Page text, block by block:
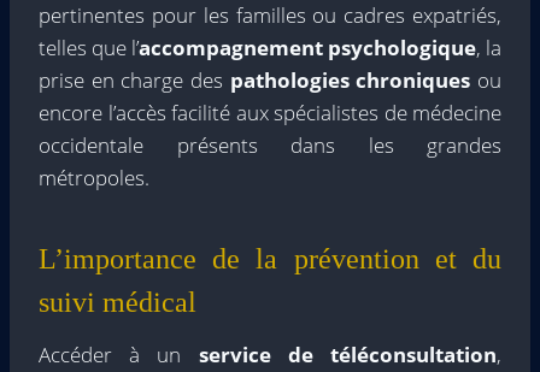
pertinentes pour les familles ou cadres expatriés,
telles que l’accompagnement psychologique, la
prise en charge des pathologies chroniques ou
encore l’accès facilité aux spécialistes de médecine
occidentale présents dans les grandes
métropoles.
L’importance de la prévention et du
suivi médical
Accéder à un service de téléconsultation,